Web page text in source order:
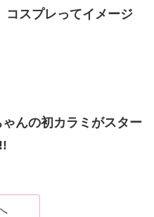
コスプレってイメージ
んの初カラミがスター